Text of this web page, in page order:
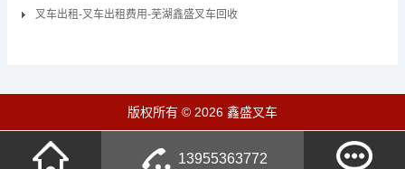
叉车出租-叉车出租费用-芜湖鑫盛叉车回收
版权所有 © 2026 鑫盛叉车
13955363772